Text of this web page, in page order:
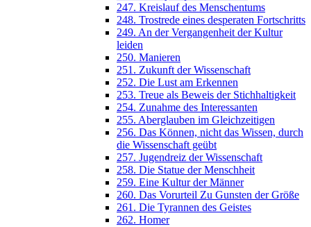
247. Kreislauf des Menschentums
248. Trostrede eines desperaten Fortschritts
249. An der Vergangenheit der Kultur
leiden
250. Manieren
251. Zukunft der Wissenschaft
252. Die Lust am Erkennen
253. Treue als Beweis der Stichhaltigkeit
254. Zunahme des Interessanten
255. Aberglauben im Gleichzeitigen
256. Das Können, nicht das Wissen, durch
die Wissenschaft geübt
257. Jugendreiz der Wissenschaft
258. Die Statue der Menschheit
259. Eine Kultur der Männer
260. Das Vorurteil Zu Gunsten der Größe
261. Die Tyrannen des Geistes
262. Homer